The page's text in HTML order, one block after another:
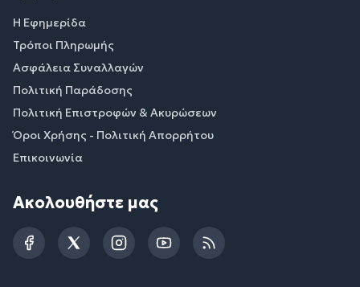
Η Εφημερίδα
Τρόποι Πληρωμής
Ασφάλεια Συναλλαγών
Πολιτική Παράδοσης
Πολιτική Επιστροφών & Ακυρώσεων
Όροι Χρήσης - Πολιτική Απορρήτου
Επικοινωνία
Ακολουθήστε μας
FacebookTwitterInstagramYouTubeRSS